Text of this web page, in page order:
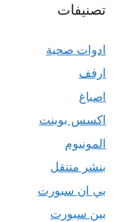
تصنيفات
ادوات صحية
ارفف
اصباغ
اكسس بوينت
المونيوم
بنشر متنقل
بي ان سبورت
بين سبورت